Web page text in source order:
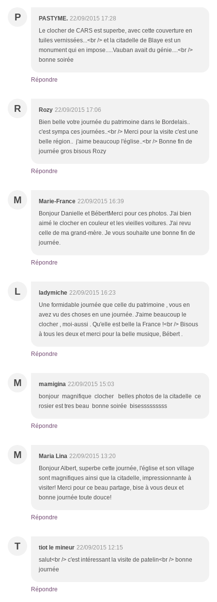
P PASTYME. 22/09/2015 17:28
Le clocher de CARS est superbe, avec cette couverture en
tuiles vernissées...<br /> et la citadelle de Blaye est un
monument qui en impose.....Vauban avait du génie....<br />
bonne soirée
Répondre
R Rozy 22/09/2015 17:06
Bien belle votre journée du patrimoine dans le Bordelais..
c'est sympa ces journées..<br /> Merci pour la visite c'est une
belle région.. j'aime beaucoup l'église..<br /> Bonne fin de
journée gros bisous Rozy
Répondre
M Marie-France 22/09/2015 16:39
Bonjour Danielle et BébertMerci pour ces photos. J'ai bien
aimé le clocher en couleur et les vieilles voitures. J'ai revu
celle de ma grand-mère. Je vous souhaite une bonne fin de
journée.
Répondre
L ladymiche 22/09/2015 16:23
Une formidable journée que celle du patrimoine , vous en
avez vu des choses en une journée. J'aime beaucoup le
clocher , moi-aussi . Qu'elle est belle la France !<br /> Bisous
à tous les deux et merci pour la belle musique, Bébert .
Répondre
M mamigina 22/09/2015 15:03
bonjour magnifique clocher belles photos de la citadelle ce
rosier est tres beau bonne soirée bisesssssssss
Répondre
M Maria Lina 22/09/2015 13:20
Bonjour Albert, superbe cette journée, l'église et son village
sont magnifiques ainsi que la citadelle, impressionnante à
visiter! Merci pour ce beau partage, bise à vous deux et
bonne journée toute douce!
Répondre
T tiot le mineur 22/09/2015 12:15
salut<br /> c'est intéressant la visite de patelin<br /> bonne
journée
Répondre